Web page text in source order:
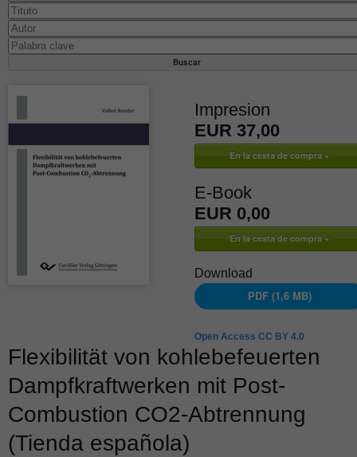
Impresion
EUR 37,00
E-Book
EUR 0,00
Download
PDF (1,6 MB)
Open Access CC BY 4.0
Flexibilität von kohlebefeuerten
Dampfkraftwerken mit Post-
Combustion CO2-Abtrennung
(Tienda española)